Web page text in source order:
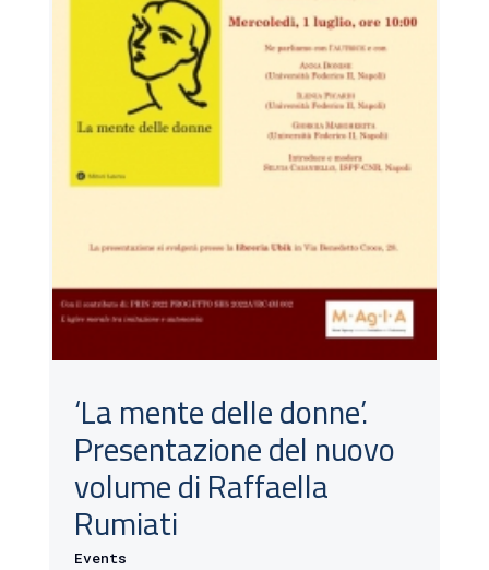
‘La mente delle donne’.
Presentazione del nuovo
volume di Raffaella
Rumiati
Events